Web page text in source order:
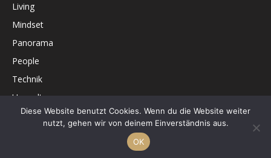
Living
Mindset
Panorama
People
Technik
Umwelt
Unterhaltung
Diese Website benutzt Cookies. Wenn du die Website weiter
nutzt, gehen wir von deinem Einverständnis aus.
OK